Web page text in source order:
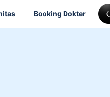
Booking Dokter